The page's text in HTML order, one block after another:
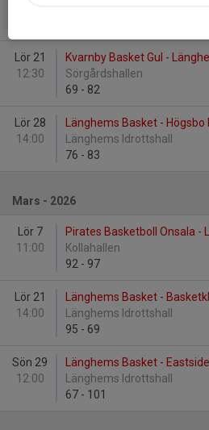
Lör 21
12:30
Kvarnby Basket Gul -
Sörgårdshallen
69 - 82
Lör 28
14:00
Länghems Basket -
Länghems Idrottshall
76 - 83
Mars - 2026
Lör 7
11:00
Pirates Basketboll Onsala -
Kollahallen
92 - 97
Lör 21
14:00
Länghems Basket -
Länghems Idrottshall
95 - 69
Sön 29
12:00
Länghems Basket -
Länghems Idrottshall
67 - 101